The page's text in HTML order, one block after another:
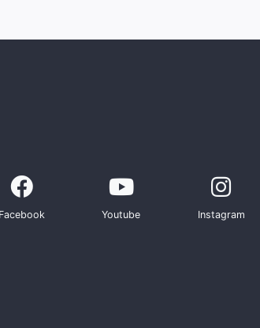
Facebook Youtube Instagram